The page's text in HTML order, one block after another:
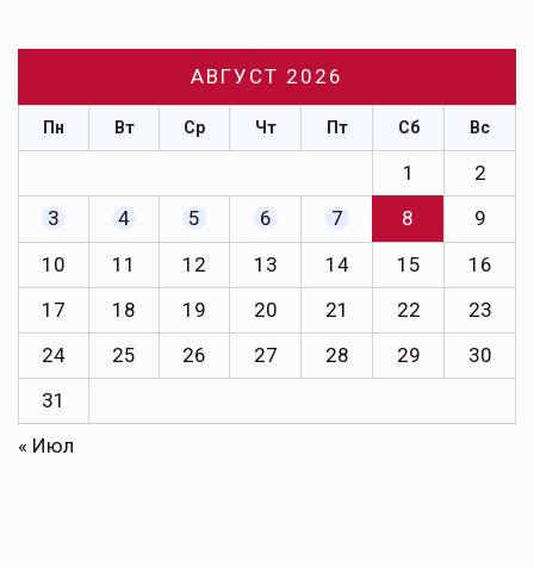
АВГУСТ 2026
Пн Вт Ср Чт Пт Сб Вс
1
2
3
4 5 6 7 8
9
10
11 12 13 14 15
16
17
18 19 20 21 22
23
24
25 26 27 28 29
30
31
« Июл